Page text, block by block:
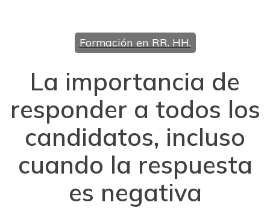
Formación en RR. HH.
La importancia de
responder a todos los
candidatos, incluso
cuando la respuesta
es negativa